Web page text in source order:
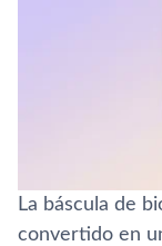
La báscula de
convertido en